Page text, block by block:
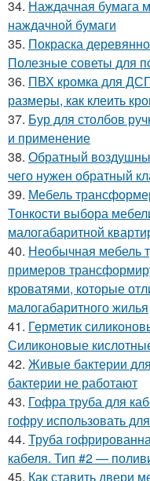
34. Наждачная бумага
наждачной бумаги
35. Покраска
Полезные советы для
36. ПВХ кромка для
размеры, как клеить
37. Бур для столбов
и применение
38. Обратный
чего нужен обратный
39. Мебель
Тонкости выбора
малогабаритной
40. Необычная мебель
примеров
кроватями, которые
малогабаритного жилья
41. Герметик
Силиконовые
42. Живые бактерии
бактерии не работают
43. Гофра труба для
гофру использовать
44. Труба
кабеля. Тип #2 —
45. Как ставить двери